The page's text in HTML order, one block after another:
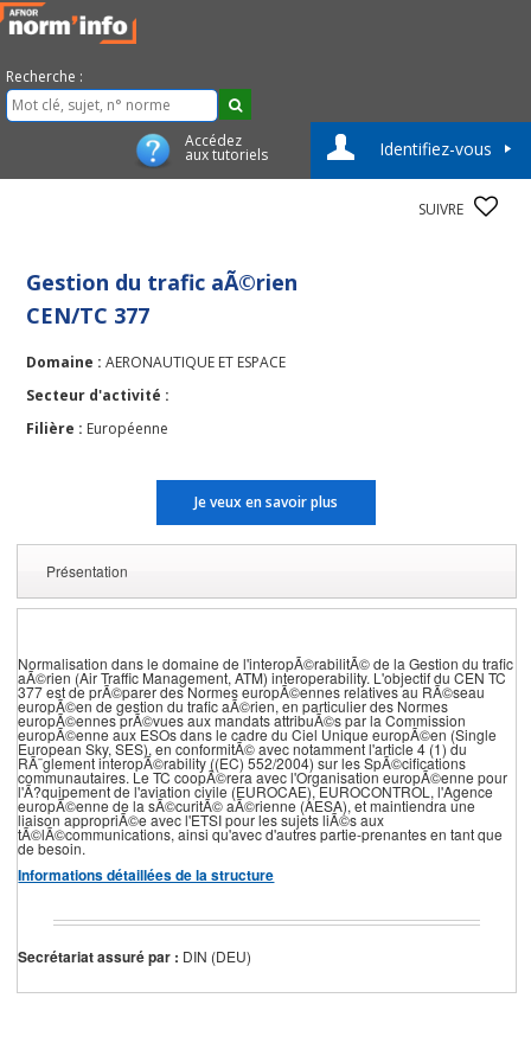
Recherche :
Accédez
aux tutoriels Identifiez-vous
SUIVRE
Gestion du trafic aÃ©rien
CEN/TC 377
Domaine : AERONAUTIQUE ET ESPACE
Secteur d'activité :
Filière : Européenne
Je veux en savoir plus
Présentation
Normalisation dans le domaine de l'interopÃ©rabilitÃ© de la Gestion du trafic
aÃ©rien (Air Traffic Management, ATM) interoperability. L'objectif du CEN TC
377 est de prÃ©parer des Normes europÃ©ennes relatives au RÃ©seau
europÃ©en de gestion du trafic aÃ©rien, en particulier des Normes
europÃ©ennes prÃ©vues aux mandats attribuÃ©s par la Commission
europÃ©enne aux ESOs dans le cadre du Ciel Unique europÃ©en (Single
European Sky, SES), en conformitÃ© avec notamment l'article 4 (1) du
RÃ¨glement interopÃ©rability ((EC) 552/2004) sur les SpÃ©cifications
communautaires. Le TC coopÃ©rera avec l'Organisation europÃ©enne pour
l'Ã?quipement de l'aviation civile (EUROCAE), EUROCONTROL, l'Agence
europÃ©enne de la sÃ©curitÃ© aÃ©rienne (AESA), et maintiendra une
liaison appropriÃ©e avec l'ETSI pour les sujets liÃ©s aux
tÃ©lÃ©communications, ainsi qu'avec d'autres partie-prenantes en tant que
de besoin.
Informations détaillées de la structure
Secrétariat assuré par : DIN (DEU)